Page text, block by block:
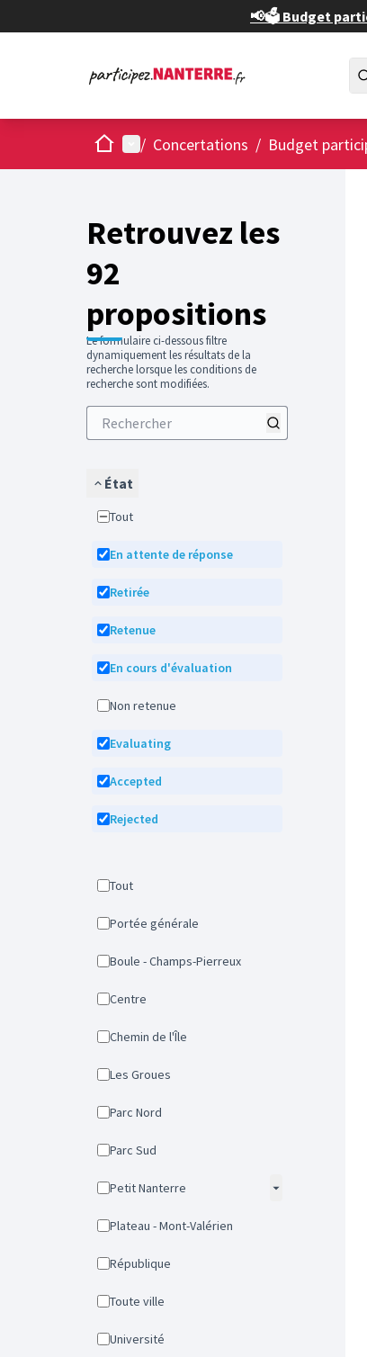
📢🗳️ Budget
AccueilMenu principal
/ Concertations / Budget
Retrouvez les
92
propositions
Le formulaire ci-dessous filtre
dynamiquement les résultats de la
recherche lorsque les conditions de
recherche sont modifiées.
État
Tout
En attente de réponse
Retirée
Retenue
En cours d'évaluation
Non retenue
Evaluating
Accepted
Rejected
Tout
Portée générale
Boule - Champs-Pierreux
Centre
Chemin de l'Île
Les Groues
Parc Nord
Parc Sud
Petit Nanterre
Plateau - Mont-Valérien
République
Toute ville
Université